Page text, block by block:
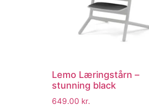
Lemo Læringstårn –
stunning black
649.00 kr.